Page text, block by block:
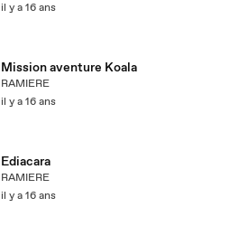
il y a 16 ans
Mission aventure Koala
RAMIERE
il y a 16 ans
Ediacara
RAMIERE
il y a 16 ans